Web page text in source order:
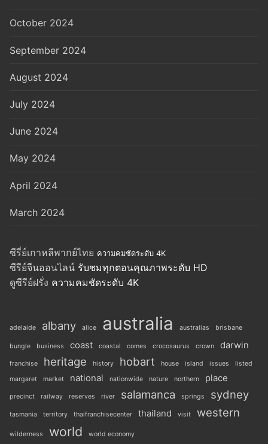
October 2024
September 2024
August 2024
July 2024
June 2024
May 2024
April 2024
March 2024
ซีรี่ย์เกาหลีพากย์ไทย ความคมชัดระดับ 4K
ซีรีย์จีนออนไลน์ รับชมทุกตอนคุณภาพระดับ HD
ดูซีรีย์ฝรั่ง ความคมชัดระดับ 4K
adelaide albany alice australia australias brisbane
bungle business coast coastal comes crocosaurus crown darwin
franchise heritage history hobart house island issues
listed
margaret
market national nationwide nature northern place
precinct railway reserves river salamanca springs sydney
tasmania territory thaifranchisecenter thailand visit western
wilderness world world economy